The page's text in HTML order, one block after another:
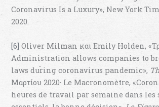
Coronavirus Is a Luxury», New York
2020.
[6]Oliver Milman και Emily Holden,
Administration allows companies to
laws during coronavirus pandemic»,
Μαρτίου 2020· Le Macronomètre,
heures de travail par semaine dans les